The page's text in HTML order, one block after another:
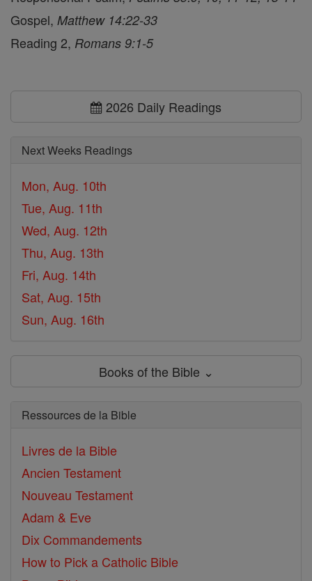
Gospel, Matthew 14:22-33
Reading 2, Romans 9:1-5
2026 Daily Readings
Next Weeks Readings
Mon, Aug. 10th
Tue, Aug. 11th
Wed, Aug. 12th
Thu, Aug. 13th
Fri, Aug. 14th
Sat, Aug. 15th
Sun, Aug. 16th
Books of the Bible ⌄
Ressources de la Bible
Livres de la Bible
Ancien Testament
Nouveau Testament
Adam & Eve
Dix Commandements
How to Pick a Catholic Bible